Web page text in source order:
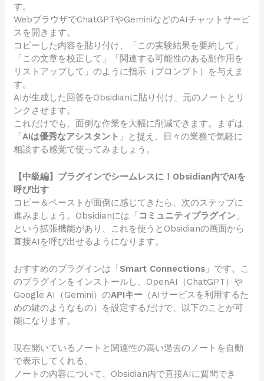
す。
WebブラウザでChatGPTやGeminiなどのAIチャットサービ
スを開きます。
コピーした内容を貼り付け、「この実験結果を要約して」
「この文章を校正して」「関連する可能性のある副作用を
リストアップして」のように指示（プロンプト）を与えま
す。
AIが生成した回答をObsidianに貼り付け、元のノートとリ
ンクさせます。
これだけでも、面倒な作業を大幅に削減できます。まずは
「AIは優秀なアシスタント 」と捉え、日々の業務で気軽に
相談する感覚で使ってみましょう。
【中級編】プラグインでシームレスに！Obsidian内でAIを
呼び出す
コピー＆ペーストが面倒に感じてきたら、次のステップに
進みましょう。Obsidianには「コミュニティプラグイン 」
という拡張機能があり、これを使うとObsidianの画面から
直接AIを呼び出せるようになります。
おすすめのプラグインは「Smart Connections 」です。こ
のプラグインをインストールし、OpenAI（ChatGPT）や
Google AI（Gemini）のAPIキー （AIサービスを利用するた
めの鍵のようなもの）を設定するだけで、以下のことが可
能になります。
現在開いているノートと関連性の高い過去のノートを自動
で表示してくれる。
ノートの内容について、Obsidian内で直接AIに質問でき